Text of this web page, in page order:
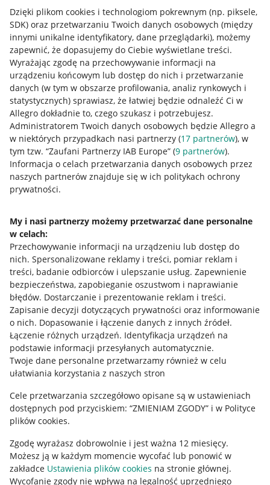
Dzięki plikom cookies i technologiom pokrewnym (np. piksele,
SDK) oraz przetwarzaniu Twoich danych osobowych (między
innymi unikalne identyfikatory, dane przeglądarki), możemy
zapewnić, że dopasujemy do Ciebie wyświetlane treści.
Wyrażając zgodę na przechowywanie informacji na
urządzeniu końcowym lub dostęp do nich i przetwarzanie
danych (w tym w obszarze profilowania, analiz rynkowych i
statystycznych) sprawiasz, że łatwiej będzie odnaleźć Ci w
Allegro dokładnie to, czego szukasz i potrzebujesz.
Administratorem Twoich danych osobowych będzie Allegro a
w niektórych przypadkach nasi partnerzy (17 partnerów), w
tym tzw. “Zaufani Partnerzy IAB Europe” (9 partnerów).
Informacja o celach przetwarzania danych osobowych przez
naszych partnerów znajduje się w ich politykach ochrony
prywatności.
My i nasi partnerzy możemy przetwarzać dane personalne
w celach:
Przechowywanie informacji na urządzeniu lub dostęp do
nich. Spersonalizowane reklamy i treści, pomiar reklam i
treści, badanie odbiorców i ulepszanie usług. Zapewnienie
bezpieczeństwa, zapobieganie oszustwom i naprawianie
błędów. Dostarczanie i prezentowanie reklam i treści.
Zapisanie decyzji dotyczących prywatności oraz informowanie
o nich. Dopasowanie i łączenie danych z innych źródeł.
Łączenie różnych urządzeń. Identyfikacja urządzeń na
podstawie informacji przesyłanych automatycznie.
Twoje dane personalne przetwarzamy również w celu
ułatwiania korzystania z naszych stron
Cele przetwarzania szczegółowo opisane są w ustawieniach
dostępnych pod przyciskiem: “ZMIENIAM ZGODY” i w Polityce
plików cookies.
Zgodę wyrażasz dobrowolnie i jest ważna 12 miesięcy.
Możesz ją w każdym momencie wycofać lub ponowić w
zakładce Ustawienia plików cookies na stronie głównej.
Wycofanie zgody nie wpływa na legalność uprzedniego
Przydatne informacje
Jak to działa
Allegro Gadane dla sprzedających
Allegro Gadane dla kupujących
Mapa miejscowości
Informacje prawne
Regulamin
Polityka plików "cookies"
Ustawienia plików "cookies"
Udostępnianie lokalizacji
Informacje dla Aktu o Usługach Cyfrowych
Pobierz aplikację